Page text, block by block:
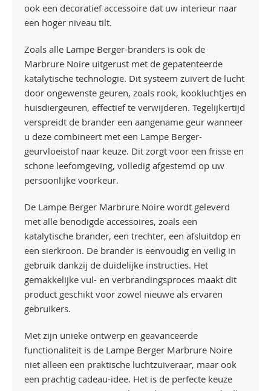
ook een decoratief accessoire dat uw interieur naar
een hoger niveau tilt.
Zoals alle Lampe Berger-branders is ook de
Marbrure Noire uitgerust met de gepatenteerde
katalytische technologie. Dit systeem zuivert de lucht
door ongewenste geuren, zoals rook, kookluchtjes en
huisdiergeuren, effectief te verwijderen. Tegelijkertijd
verspreidt de brander een aangename geur wanneer
u deze combineert met een Lampe Berger-
geurvloeistof naar keuze. Dit zorgt voor een frisse en
schone leefomgeving, volledig afgestemd op uw
persoonlijke voorkeur.
De Lampe Berger Marbrure Noire wordt geleverd
met alle benodigde accessoires, zoals een
katalytische brander, een trechter, een afsluitdop en
een sierkroon. De brander is eenvoudig en veilig in
gebruik dankzij de duidelijke instructies. Het
gemakkelijke vul- en verbrandingsproces maakt dit
product geschikt voor zowel nieuwe als ervaren
gebruikers.
Met zijn unieke ontwerp en geavanceerde
functionaliteit is de Lampe Berger Marbrure Noire
niet alleen een praktische luchtzuiveraar, maar ook
een prachtig cadeau-idee. Het is de perfecte keuze